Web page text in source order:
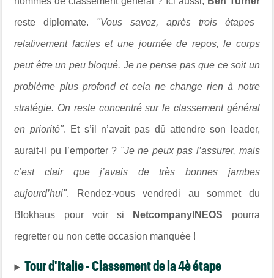
reste diplomate. "Vous savez, après trois étapes
relativement faciles et une journée de repos, le corps
peut être un peu bloqué. Je ne pense pas que ce soit un
problème plus profond et cela ne change rien à notre
stratégie. On reste concentré sur le classement général
en priorité". Et s’il n’avait pas dû attendre son leader,
aurait-il pu l’emporter ? "Je ne peux pas l’assurer, mais
c’est clair que j’avais de très bonnes jambes
aujourd’hui". Rendez-vous vendredi au sommet du
Blokhaus pour voir si NetcompanyINEOS pourra
regretter ou non cette occasion manquée !
Tour d'Italie - Classement de la 4è étape